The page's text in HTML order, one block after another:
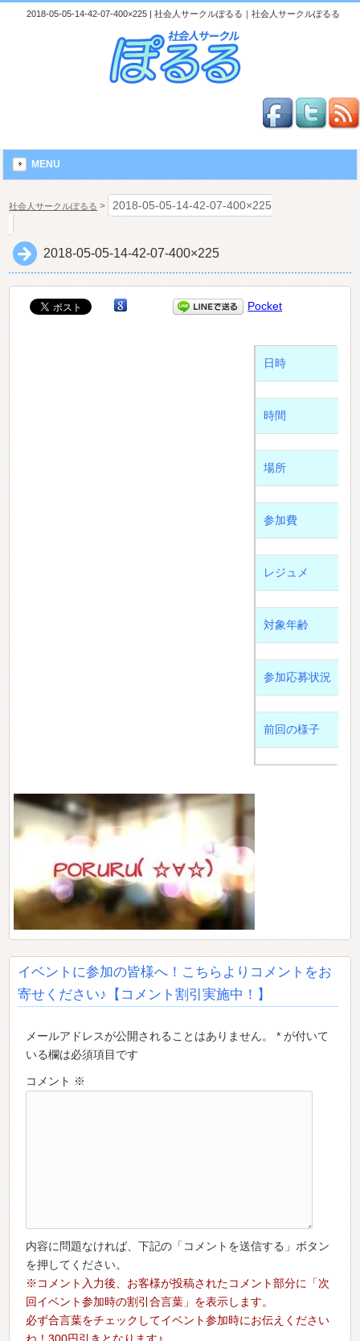
2018-05-05-14-42-07-400×225 | 社会人サークルぽるる｜社会人サークルぽるる
MENU
社会人サークルぽるる > 2018-05-05-14-42-07-400×225
2018-05-05-14-42-07-400×225
Pocket
日時
時間
場所
参加費
レジュメ
対象年齢
参加応募状況
前回の様子
イベントに参加の皆様へ！こちらよりコメントをお
寄せください♪【コメント割引実施中！】
メールアドレスが公開されることはありません。 * が付いて
いる欄は必須項目です
コメント ※
内容に問題なければ、下記の「コメントを送信する」ボタン
を押してください。
※コメント入力後、お客様が投稿されたコメント部分に「次
回イベント参加時の割引合言葉」を表示します。
必ず合言葉をチェックしてイベント参加時にお伝えください